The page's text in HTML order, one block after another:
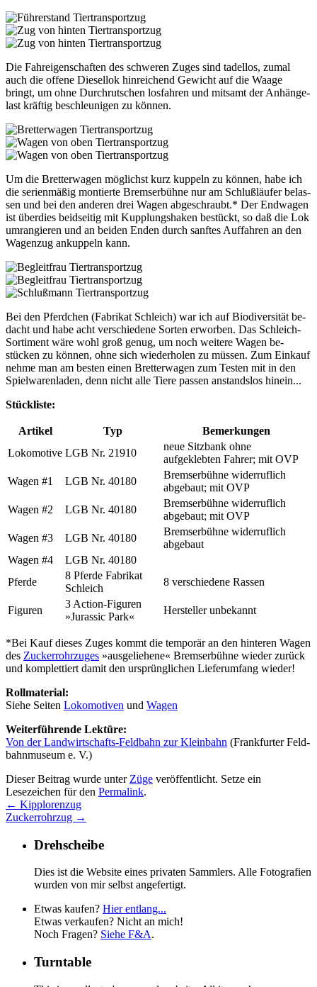
Tier­trans­port­zug
Tier­trans­port­zug
Tier­trans­port­zug
Die Fahr­ei­gen­schaf­ten des schwe­ren Zu­ges sind ta­del­los, zu­mal
auch die of­fe­ne Die­sel­lok hin­rei­chend Ge­wicht auf die Waa­ge
bringt, um oh­ne Durch­rut­schen los­fah­ren und mit­samt der An­hän­ge­
last kräf­tig be­schleu­ni­gen zu kön­nen.
Tier­trans­port­zug
Tier­trans­port­zug
Tier­trans­port­zug
Um die Bret­ter­wa­gen mög­lichst kurz kup­peln zu kön­nen, ha­be ich
die se­ri­en­mä­ßig mon­tier­te Brem­ser­büh­ne nur am Schluß­läu­fer be­las­
sen und bei den an­de­ren drei Wa­gen ab­ge­schraubt.* Der End­wa­gen
ist über­dies beid­sei­tig mit Kupp­lungs­ha­ken be­stückt, so daß die Lok
um­ran­gie­ren und an bei­den En­den durch sanf­tes Auf­fah­ren an den
Wa­gen­zug an­kup­peln kann.
Tier­trans­port­zug
Tier­trans­port­zug
Tier­trans­port­zug
Bei den Pferd­chen (Fa­bri­kat Schleich) war ich auf Bio­di­ver­si­tät be­
dacht und ha­be acht ver­schie­de­ne Sor­ten er­wor­ben. Das Schleich-
Sor­ti­ment wä­re wohl groß ge­nug, um noch wei­te­re Wa­gen be­
stücken zu kön­nen, oh­ne sich wie­der­ho­len zu müs­sen. Zum Ein­kauf
neh­me man am be­sten ei­nen Bret­ter­wa­gen zum Te­sten mit in den
Spiel­wa­ren­la­den, denn nicht al­le Tie­re pas­sen an­stands­los hin­ein...
Stück­li­ste:
Artikel Typ
Bemerkungen
Lokomotive LGB Nr. 21910
neue Sitzbank ohne
aufgeklebten Fahrer; mit OVP
Wagen #1
LGB Nr. 40180
Bremserbühne widerruflich
abgebaut; mit OVP
Wagen #2
LGB Nr. 40180
Bremserbühne widerruflich
abgebaut; mit OVP
Wagen #3
LGB Nr. 40180
Bremserbühne widerruflich
abgebaut
Wagen #4
LGB Nr. 40180
Pferde
8 Pferde Fabrikat
Schleich
8 verschiedene Rassen
Figuren
3 Action-Figuren
»Jurassic Park«
Hersteller unbekannt
*Bei Kauf die­ses Zu­ges kommt die tem­po­rär an den hin­te­ren Wa­gen
des Zucker­rohr­zu­ges »aus­ge­lie­he­ne« Brem­ser­büh­ne wie­der zu­rück
und kom­plet­tiert da­mit den ur­sprüng­li­chen Lie­fer­um­fang wie­der!
Roll­ma­te­ri­al:
Sie­he Sei­ten Lo­ko­mo­ti­ven und Wa­gen
Wei­ter­füh­ren­de Lek­tü­re:
Von der Land­wirt­schafts-Feld­bahn zur Klein­bahn (Frank­fur­ter Feld­
bahn­mu­se­um e. V.)
Dieser Beitrag wurde unter Züge veröffentlicht. Setze ein
Lesezeichen für den Permalink.
← Kipp­lo­ren­zug
Zucker­rohr­zug →
Dreh­schei­be
Dies ist die Web­site ei­nes pri­va­ten Samm­lers. Al­le Fo­to­gra­fi­en
wur­den von mir selbst an­ge­fer­tigt.
Etwas kaufen? Hier entlang...
Etwas verkaufen? Nicht an mich!
Noch Fragen? Siehe F&A.
Turn­ta­ble